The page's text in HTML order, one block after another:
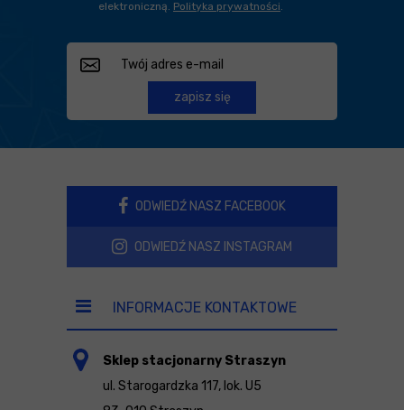
elektroniczną. Polityka prywatności
zapisz się
ODWIEDŹ NASZ FACEBOOK
ODWIEDŹ NASZ INSTAGRAM
INFORMACJE KONTAKTOWE
Sklep stacjonarny Straszyn
ul. Starogardzka 117, lok. U5